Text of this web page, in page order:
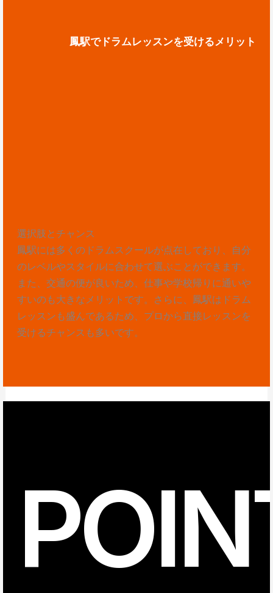
鳳駅でドラムレッスンを受けるメリット
選択肢とチャンス
鳳駅には多くのドラムスクールが点在しており、自分
のレベルやスタイルに合わせて選ぶことができます。
また、交通の便が良いため、仕事や学校帰りに通いや
すいのも大きなメリットです。さらに、鳳駅はドラム
レッスンも盛んであるため、プロから直接レッスンを
受けるチャンスも多いです。